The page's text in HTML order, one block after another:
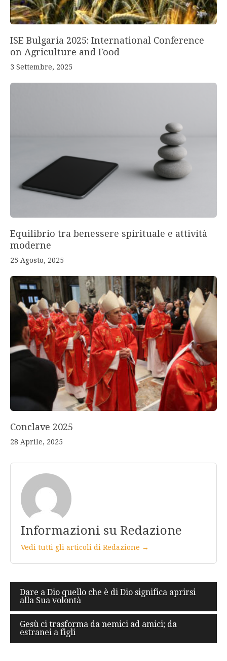
ISE Bulgaria 2025: International Conference
on Agriculture and Food
3 Settembre, 2025
Equilibrio tra benessere spirituale e attività
moderne
25 Agosto, 2025
Conclave 2025
28 Aprile, 2025
Informazioni su Redazione
Vedi tutti gli articoli di Redazione →
Navigazione
articoli
Dare a Dio quello che è di Dio significa aprirsi
alla Sua volontà
Gesù ci trasforma da nemici ad amici; da
estranei a figli